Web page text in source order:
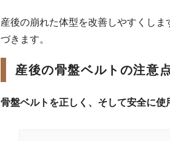
産後の崩れた体型を改善しやすくし
づきます。
産後の骨盤ベルトの注意
骨盤ベルトを正しく、そして安全に使